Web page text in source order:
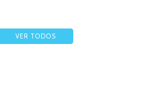
VER TODOS